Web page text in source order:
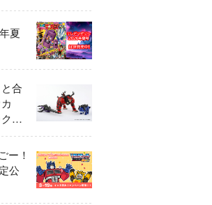
年
夏
合
」
ー！
公